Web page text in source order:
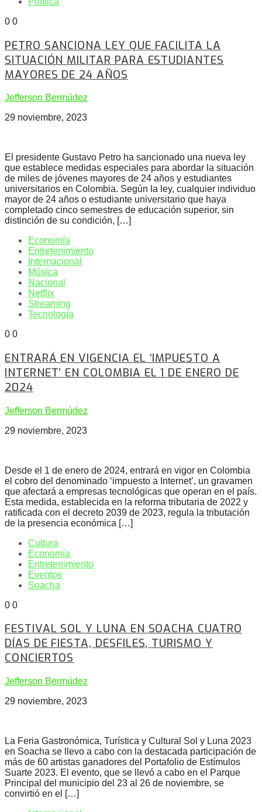
0 0
PETRO SANCIONA LEY QUE FACILITA LA
SITUACIÓN MILITAR PARA ESTUDIANTES
MAYORES DE 24 AÑOS
Jefferson Bermúdez
29 noviembre, 2023
El presidente Gustavo Petro ha sancionado una nueva ley
que establece medidas especiales para abordar la situación
de miles de jóvenes mayores de 24 años y estudiantes
universitarios en Colombia. Según la ley, cualquier individuo
mayor de 24 años o estudiante universitario que haya
completado cinco semestres de educación superior, sin
distinción de su condición, […]
Economía
Entretenimiento
Internacional
Música
Nacional
Netflix
Streaming
Tecnología
0 0
ENTRARÁ EN VIGENCIA EL ‘IMPUESTO A
INTERNET’ EN COLOMBIA EL 1 DE ENERO DE
2024
Jefferson Bermúdez
29 noviembre, 2023
Desde el 1 de enero de 2024, entrará en vigor en Colombia
el cobro del denominado ‘impuesto a Internet’, un gravamen
que afectará a empresas tecnológicas que operan en el país.
Esta medida, establecida en la reforma tributaria de 2022 y
ratificada con el decreto 2039 de 2023, regula la tributación
de la presencia económica […]
Cultura
Economía
Entretenimiento
Eventos
Soacha
0 0
FESTIVAL SOL Y LUNA EN SOACHA CUATRO
DÍAS DE FIESTA, DESFILES, TURISMO Y
CONCIERTOS
Jefferson Bermúdez
29 noviembre, 2023
La Feria Gastronómica, Turística y Cultural Sol y Luna 2023
en Soacha se llevo a cabo con la destacada participación de
más de 60 artistas ganadores del Portafolio de Estímulos
Suarte 2023. El evento, que se llevó a cabo en el Parque
Principal del municipio del 23 al 26 de noviembre, se
convirtió en el […]